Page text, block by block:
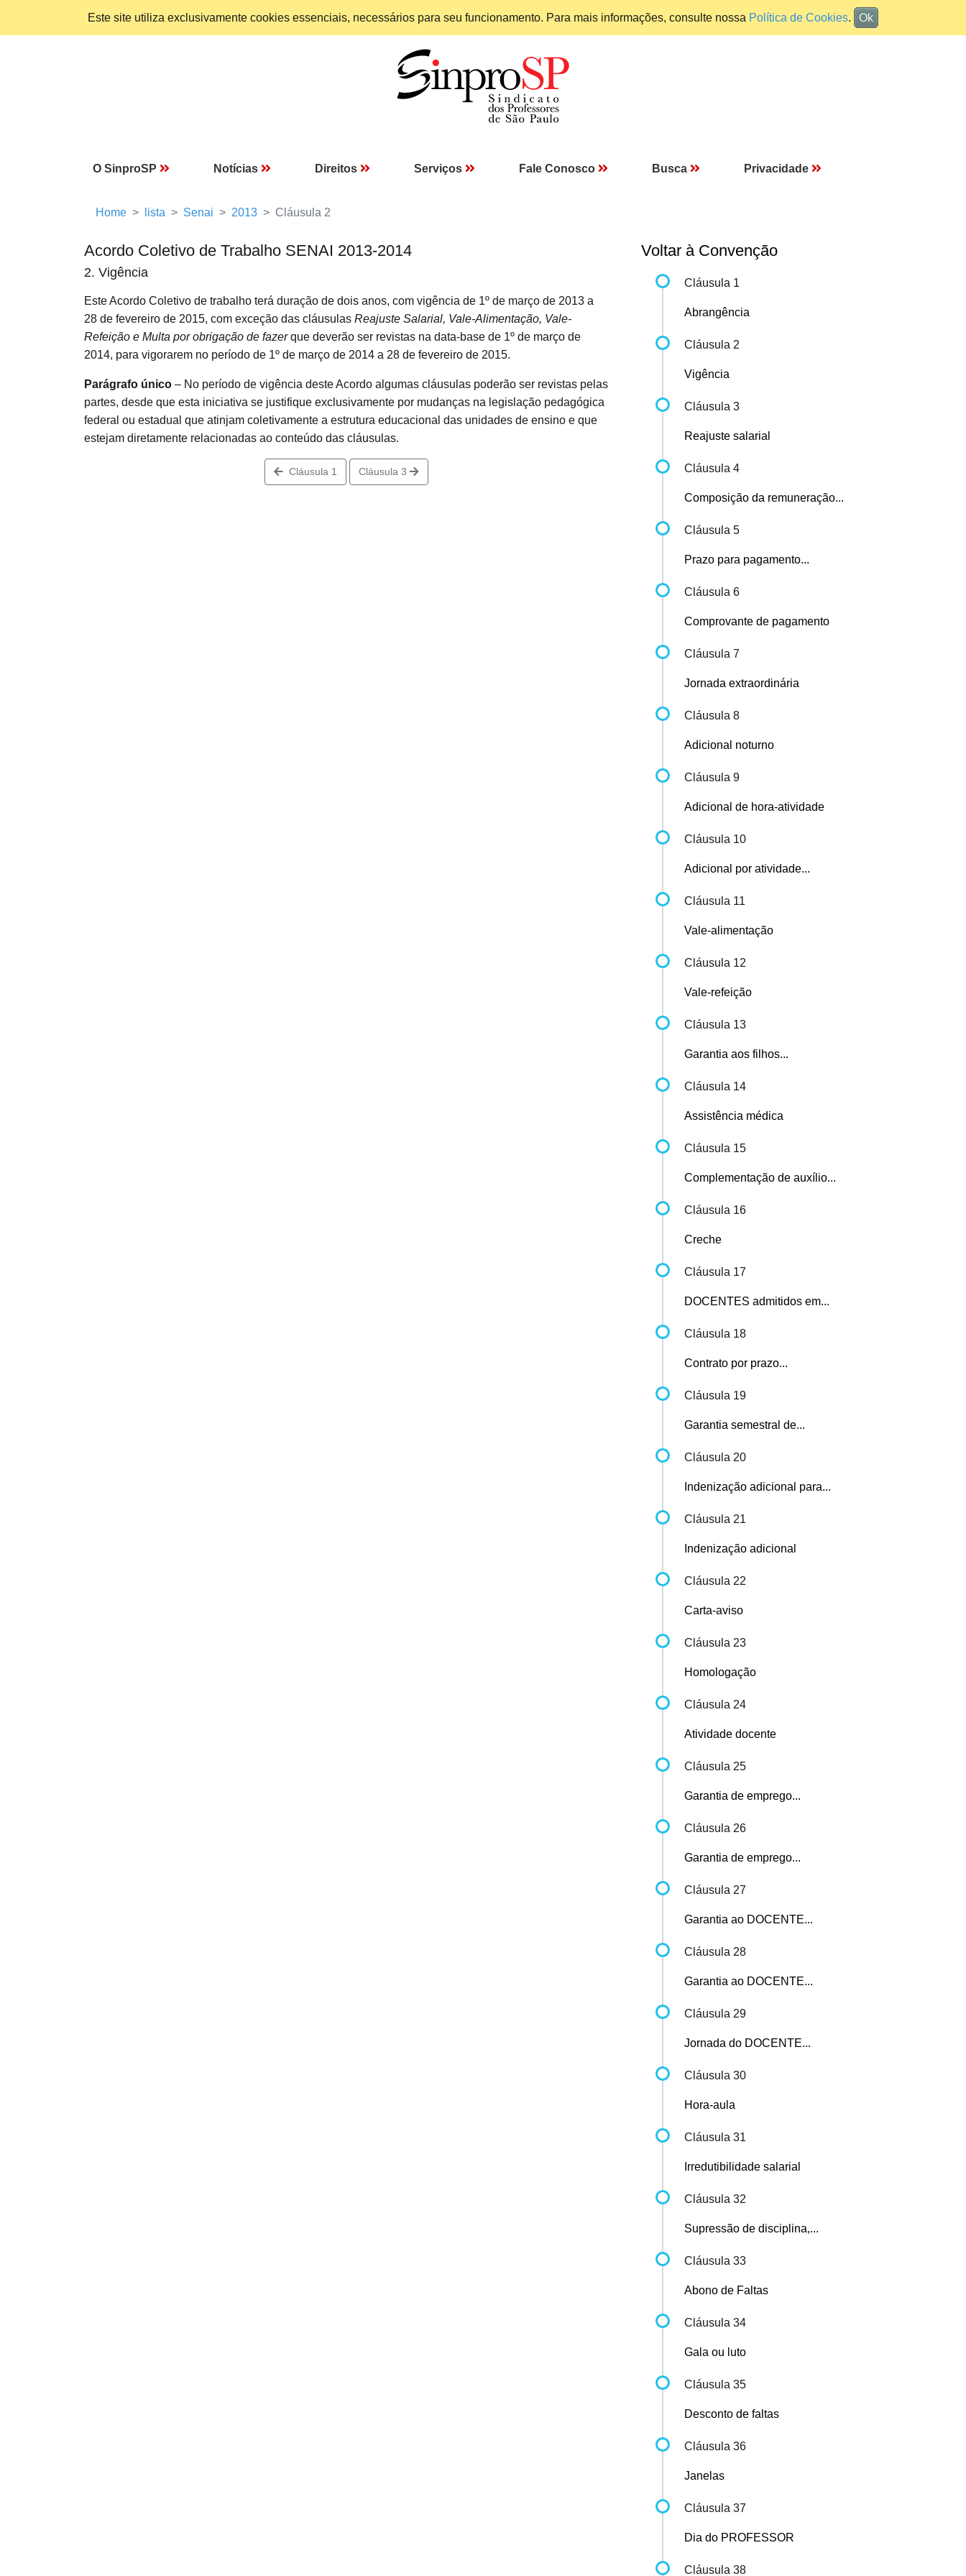
Este site utiliza exclusivamente cookies essenciais, necessários para seu funcionamento. Para mais informações, consulte nossa Política de Cookies. Ok
O SinproSP Notícias Direitos Serviços Fale Conosco Busca Privacidade
Home lista Senai 2013 Cláusula 2
Acordo Coletivo de Trabalho SENAI 2013-2014
2. Vigência
Este Acordo Coletivo de trabalho terá duração de dois anos, com vigência de 1º de março de 2013 a
28 de fevereiro de 2015, com exceção das cláusulas Reajuste Salarial, Vale-Alimentação, Vale-
Refeição e Multa por obrigação de fazerque deverão ser revistas na data-base de 1º de março de
2014, para vigorarem no período de 1º de março de 2014 a 28 de fevereiro de 2015.
Parágrafo único – No período de vigência deste Acordo algumas cláusulas poderão ser revistas pelas
partes, desde que esta iniciativa se justifique exclusivamente por mudanças na legislação pedagógica
federal ou estadual que atinjam coletivamente a estrutura educacional das unidades de ensino e que
estejam diretamente relacionadas ao conteúdo das cláusulas.
Cláusula 1 Cláusula 3
Voltar à Convenção
Cláusula 1
Abrangência
Cláusula 2
Vigência
Cláusula 3
Reajuste salarial
Cláusula 4
Composição da remuneração...
Cláusula 5
Prazo para pagamento...
Cláusula 6
Comprovante de pagamento
Cláusula 7
Jornada extraordinária
Cláusula 8
Adicional noturno
Cláusula 9
Adicional de hora-atividade
Cláusula 10
Adicional por atividade...
Cláusula 11
Vale-alimentação
Cláusula 12
Vale-refeição
Cláusula 13
Garantia aos filhos...
Cláusula 14
Assistência médica
Cláusula 15
Complementação de auxílio...
Cláusula 16
Creche
Cláusula 17
DOCENTES admitidos em...
Cláusula 18
Contrato por prazo...
Cláusula 19
Garantia semestral de...
Cláusula 20
Indenização adicional para...
Cláusula 21
Indenização adicional
Cláusula 22
Carta-aviso
Cláusula 23
Homologação
Cláusula 24
Atividade docente
Cláusula 25
Garantia de emprego...
Cláusula 26
Garantia de emprego...
Cláusula 27
Garantia ao DOCENTE...
Cláusula 28
Garantia ao DOCENTE...
Cláusula 29
Jornada do DOCENTE...
Cláusula 30
Hora-aula
Cláusula 31
Irredutibilidade salarial
Cláusula 32
Supressão de disciplina,...
Cláusula 33
Abono de Faltas
Cláusula 34
Gala ou luto
Cláusula 35
Desconto de faltas
Cláusula 36
Janelas
Cláusula 37
Dia do PROFESSOR
Cláusula 38